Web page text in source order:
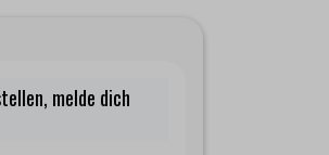
melde dich